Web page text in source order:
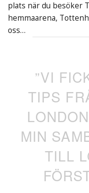
plats när du besöker
hemmaarena,
oss…
”VI
TIPS
MIN
TILL